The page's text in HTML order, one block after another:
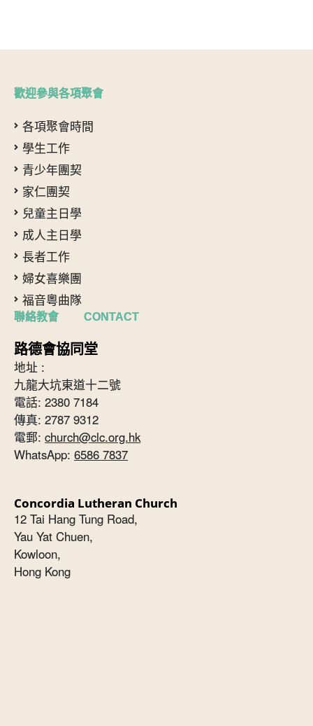
歡迎參與各項聚會
各項聚會時間
學生工作
青少年團契
家仁團契
兒童主日學
成人主日學
長者工作
婦女喜樂團
福音粵曲隊
聯絡教會 CONTACT
路德會協同堂
地址 :
九龍大坑東道十二號
電話: 2380 7184
傳真: 2787 9312
電郵: church@clc.org.hk
WhatsApp: 6586 7837
Concordia Lutheran Church
12 Tai Hang Tung Road,
Yau Yat Chuen,
Kowloon,
Hong Kong